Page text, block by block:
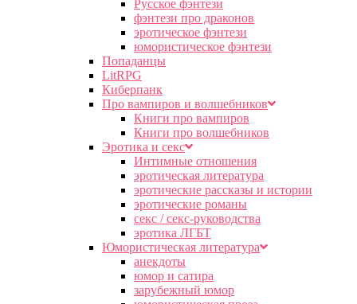
Русское фэнтези
фэнтези про драконов
эротическое фэнтези
юмористическое фэнтези
Попаданцы
LitRPG
Киберпанк
Про вампиров и волшебников
Книги про вампиров
Книги про волшебников
Эротика и секс
Интимные отношения
эротическая литература
эротические рассказы и истории
эротические романы
секс / секс-руководства
эротика ЛГБТ
Юмористическая литература
анекдоты
юмор и сатира
зарубежный юмор